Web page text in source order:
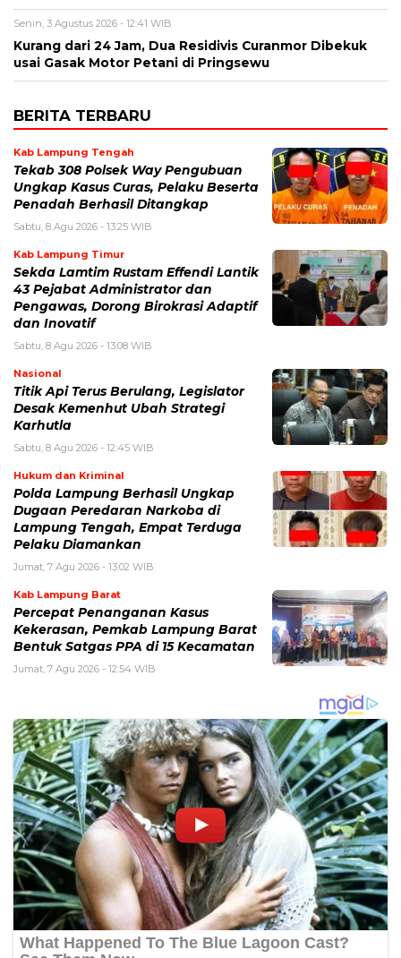
Senin, 3 Agustus 2026 - 12:41 WIB
Kurang dari 24 Jam, Dua Residivis Curanmor Dibekuk
usai Gasak Motor Petani di Pringsewu
BERITA TERBARU
Kab Lampung Tengah
Tekab 308 Polsek Way Pengubuan
Ungkap Kasus Curas, Pelaku Beserta
Penadah Berhasil Ditangkap
Sabtu, 8 Agu 2026 - 13:25 WIB
Kab Lampung Timur
Sekda Lamtim Rustam Effendi Lantik
43 Pejabat Administrator dan
Pengawas, Dorong Birokrasi Adaptif
dan Inovatif
Sabtu, 8 Agu 2026 - 13:08 WIB
Nasional
Titik Api Terus Berulang, Legislator
Desak Kemenhut Ubah Strategi
Karhutla
Sabtu, 8 Agu 2026 - 12:45 WIB
Hukum dan Kriminal
Polda Lampung Berhasil Ungkap
Dugaan Peredaran Narkoba di
Lampung Tengah, Empat Terduga
Pelaku Diamankan
Jumat, 7 Agu 2026 - 13:02 WIB
Kab Lampung Barat
Percepat Penanganan Kasus
Kekerasan, Pemkab Lampung Barat
Bentuk Satgas PPA di 15 Kecamatan
Jumat, 7 Agu 2026 - 12:54 WIB